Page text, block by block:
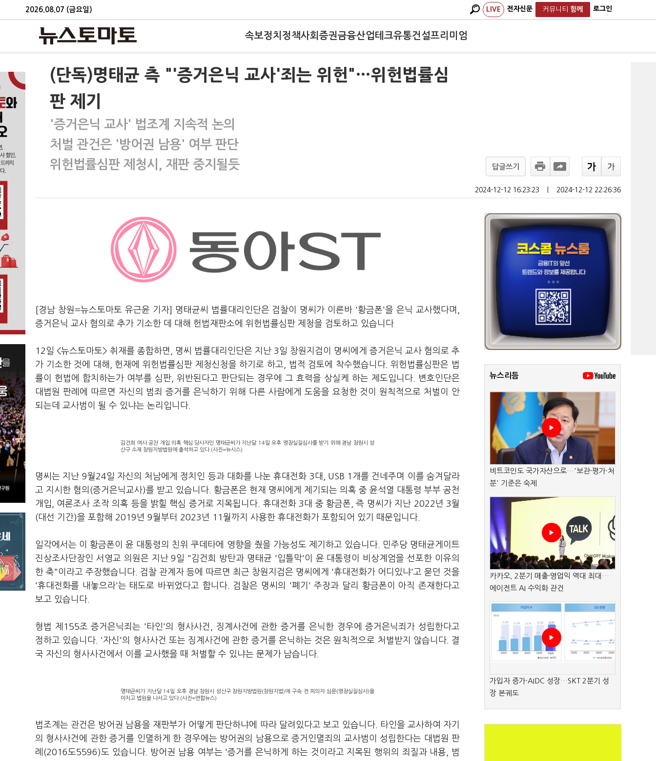
2026.08.07 (금요일) LIVE 전자신문 커뮤니티 함께 로그인
속보정치 정책사회 증권금융산업테크유통건설프리미엄
(단독)명태균 측 "'증거은닉 교사'죄는 위헌"…위헌법률심
판 제기
'증거은닉 교사' 법조계 지속적 논의
처벌 관건은 '방어권 남용' 여부 판단
위헌법률심판 제청시, 재판 중지될듯
답글쓰기
2024-12-12 16:23:23 2024-12-12 22:26:36
[경남 창원=뉴스토마토 유근윤 기자] 명태균씨 법률대리인단은 검찰이 명씨가 이른바 '황금폰'을 은닉 교사했다며,
증거은닉 교사 혐의로 추가 기소한 데 대해 헌법재판소에 위헌법률심판 제청을 검토하고 있습니다
12일 <뉴스토마토> 취재를 종합하면, 명씨 법률대리인단은 지난 3일 창원지검이 명씨에게 증거은닉 교사 혐의로 추
가 기소한 것에 대해, 헌재에 위헌법률심판 제청신청을 하기로 하고, 법적 검토에 착수했습니다. 위헌법률심판은 법
률이 헌법에 합치하는가 여부를 심판, 위반된다고 판단되는 경우에 그 효력을 상실케 하는 제도입니다. 변호인단은
대법원 판례에 따르면 자신의 범죄 증거를 은닉하기 위해 다른 사람에게 도움을 요청한 것이 원칙적으로 처벌이 안
되는데 교사범이 될 수 있냐는 논리입니다.
김건희 여사 공천 개입 의혹 핵심 당사자인 명태균씨가 지난달 14일 오후 영장실질심사를 받기 위해 경남 창원시 성
산구 소재 창원지방법원에 출석하고 있다.(사진=뉴시스)
명씨는 지난 9월24일 자신의 처남에게 정치인 등과 대화를 나눈 휴대전화 3대, USB 1개를 건네주며 이를 숨겨달라
고 지시한 혐의(증거은닉교사)를 받고 있습니다. 황금폰은 현재 명씨에게 제기되는 의혹 중 윤석열 대통령 부부 공천
개입, 여론조사 조작 의혹 등을 밝힐 핵심 증거로 지목됩니다. 휴대전화 3대 중 황금폰, 즉 명씨가 지난 2022년 3월
(대선 기간)을 포함해 2019년 9월부터 2023년 11월까지 사용한 휴대전화가 포함되어 있기 때문입니다.
일각에서는 이 황금폰이 윤 대통령의 친위 쿠데타에 영향을 줬을 가능성도 제기하고 있습니다. 민주당 명태균게이트
진상조사단장인 서영교 의원은 지난 9일 "김건희 방탄과 명태균 '입틀막'이 윤 대통령이 비상계엄을 선포한 이유의
한 축"이라고 주장했습니다. 검찰 관계자 등에 따르면 최근 창원지검은 명씨에게 '휴대전화가 어디있냐'고 묻던 것을
'휴대전화를 내놓으라'는 태도로 바뀌었다고 합니다. 검찰은 명씨의 '폐기' 주장과 달리 황금폰이 아직 존재한다고
보고 있습니다.
형법 제155조 증거은닉죄는 '타인'의 형사사건, 징계사건에 관한 증거를 은닉한 경우에 증거은닉죄가 성립한다고
정하고 있습니다. '자신'의 형사사건 또는 징계사건에 관한 증거를 은닉하는 것은 원칙적으로 처벌받지 않습니다. 결
국 자신의 형사사건에서 이를 교사했을 때 처벌할 수 있냐는 문제가 남습니다.
명태균씨가 지난달 14일 오후 경남 창원시 성산구 창원지방법원(창원지법)에 구속 전 피의자 심문(영장실질심사)을
마치고 법원을 나서고 있다.(사진=연합뉴스)
법조계는 관건은 방어권 남용을 재판부가 어떻게 판단하냐에 따라 달려있다고 보고 있습니다. 타인을 교사하여 자기
의 형사사건에 관한 증거를 인멸하게 한 경우에는 방어권의 남용으로 증거인멸죄의 교사범이 성립한다는 대법원 판
례(2016도5596)도 있습니다. 방어권 남용 여부는 '증거를 은닉하게 하는 것이라고 지목된 행위의 죄질과 내용, 범
뉴스리듬
비트코인도 국가자산으로…'보관·평가·처
분' 기준은 숙제
카카오, 2분기 매출·영업익 역대 최대…
에이전트 AI 수익화 관건
가입자 증가·AIDC 성장…SKT 2분기 성
장 본궤도